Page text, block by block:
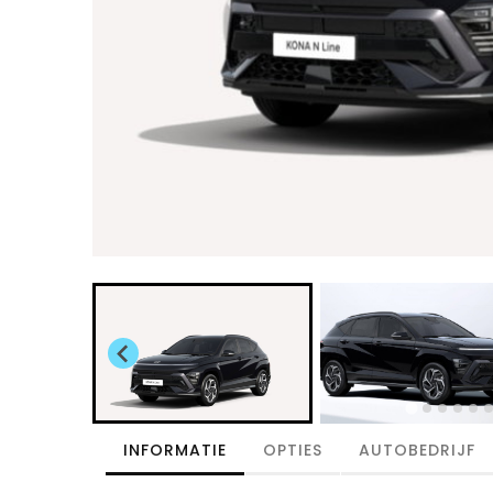
INFORMATIE OPTIES AUTOBEDRIJF